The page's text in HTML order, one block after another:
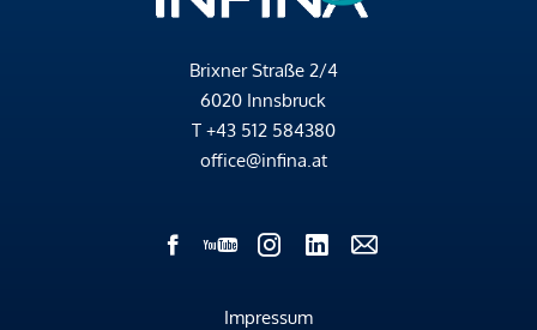
Brixner Straße 2/4
6020 Innsbruck
T +43 512 584380
office@infina.at
Impressum